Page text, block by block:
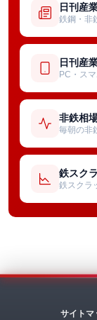
日刊産
鉄鋼・非
日刊産
PC・ス
非鉄相
毎朝の非
鉄スク
鉄スクラ
サイトマ